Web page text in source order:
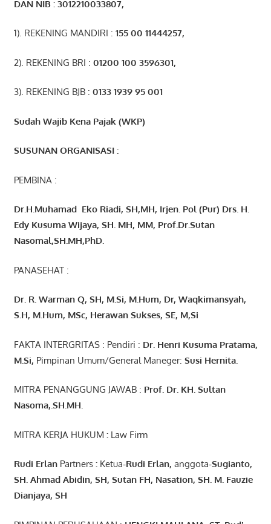
DAN NIB :3012210033807,
1). REKENING MANDIRI : 155 00 11444257,
2). REKENING BRI : 01200 100 3596301,
3). REKENING BJB : 0133 1939 95 001
Sudah Wajib Kena Pajak (WKP)
SUSUNAN ORGANISASI :
PEMBINA :
Dr.H.Muhamad Eko Riadi, SH,MH, Irjen. Pol (Pur) Drs. H.
Edy Kusuma Wijaya, SH. MH, MM, Prof.Dr.Sutan
Nasomal,SH.MH,PhD.
PANASEHAT :
Dr. R. Warman Q, SH, M.Si, M.Hum, Dr, Waqkimansyah,
S.H, M.Hum, MSc, Herawan Sukses, SE, M,Si
FAKTA INTERGRITAS : Pendiri : Dr. Henri Kusuma Pratama,
M.Si, Pimpinan Umum/General Maneger: Susi Hernita.
MITRA PENANGGUNG JAWAB : Prof. Dr. KH. Sultan
Nasoma,.SH.MH.
MITRA KERJA HUKUM : Law Firm
Rudi ErlanPartners : Ketua-Rudi Erlan, anggota-Sugianto,
SH. Ahmad Abidin, SH, SutanFH, Nasation, SH. M. Fauzie
Dianjaya, SH